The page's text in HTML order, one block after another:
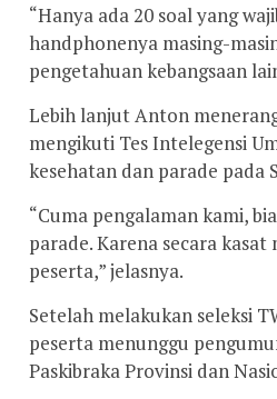
“Hanya ada 20 soal yang
handphonenya masing-
pengetahuan kebangsaan
Lebih lanjut Anton
mengikuti Tes Intelegensi
kesehatan dan parade pada
“Cuma pengalaman kami,
parade. Karena secara
peserta,” jelasnya.
Setelah melakukan seleksi
peserta menunggu
Paskibraka Provinsi dan